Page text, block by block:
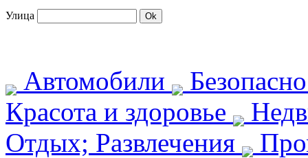
Улица
Автомобили
Красота и здоровье
Отдых; Развлечения